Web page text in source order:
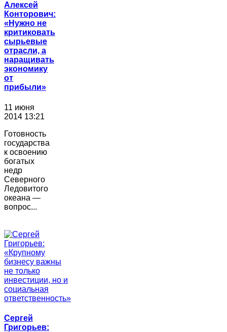
Алексей
Конторович:
«Нужно не
критиковать
сырьевые
отрасли, а
наращивать
экономику
от
прибыли»
11 июня
2014 13:21
Готовность
государства
к освоению
богатых
недр
Северного
Ледовитого
океана —
вопрос...
Сергей
Григорьев: